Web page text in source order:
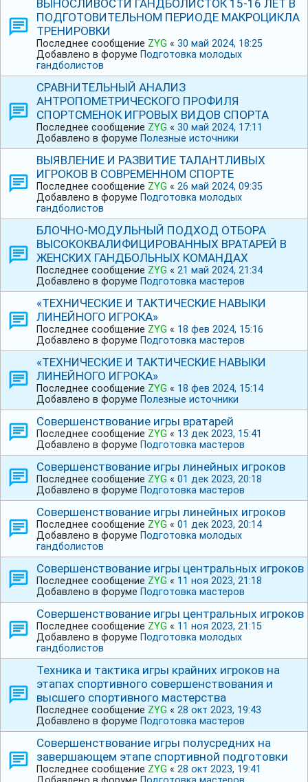
ВЫНОСЛИВОСТИ ГАНДБОЛИСТОК 15-16 ЛЕТ В
ПОДГОТОВИТЕЛЬНОМ ПЕРИОДЕ МАКРОЦИКЛА
ТРЕНИРОВКИ
Последнее сообщение ZYG « 30 май 2024, 18:25
Добавлено в форуме Подготовка молодых
гандболистов
СРАВНИТЕЛЬНЫЙ АНАЛИЗ
АНТРОПОМЕТРИЧЕСКОГО ПРОФИЛЯ
СПОРТСМЕНОК ИГРОВЫХ ВИДОВ СПОРТА
Последнее сообщение ZYG « 30 май 2024, 17:11
Добавлено в форуме Полезные источники
ВЫЯВЛЕНИЕ И РАЗВИТИЕ ТАЛАНТЛИВЫХ
ИГРОКОВ В СОВРЕМЕННОМ СПОРТЕ
Последнее сообщение ZYG « 26 май 2024, 09:35
Добавлено в форуме Подготовка молодых
гандболистов
БЛОЧНО-МОДУЛЬНЫЙ ПОДХОД ОТБОРА
ВЫСОКОКВАЛИФИЦИРОВАННЫХ ВРАТАРЕЙ В
ЖЕНСКИХ ГАНДБОЛЬНЫХ КОМАНДАХ
Последнее сообщение ZYG « 21 май 2024, 21:34
Добавлено в форуме Подготовка мастеров
«ТЕХНИЧЕСКИЕ И ТАКТИЧЕСКИЕ НАВЫКИ
ЛИНЕЙНОГО ИГРОКА»
Последнее сообщение ZYG « 18 фев 2024, 15:16
Добавлено в форуме Подготовка мастеров
«ТЕХНИЧЕСКИЕ И ТАКТИЧЕСКИЕ НАВЫКИ
ЛИНЕЙНОГО ИГРОКА»
Последнее сообщение ZYG « 18 фев 2024, 15:14
Добавлено в форуме Полезные источники
Совершенствование игры вратарей
Последнее сообщение ZYG « 13 дек 2023, 15:41
Добавлено в форуме Подготовка мастеров
Совершенствование игры линейных игроков
Последнее сообщение ZYG « 01 дек 2023, 20:18
Добавлено в форуме Подготовка мастеров
Совершенствование игры линейных игроков
Последнее сообщение ZYG « 01 дек 2023, 20:14
Добавлено в форуме Подготовка молодых
гандболистов
Совершенствование игры центральных игроков
Последнее сообщение ZYG « 11 ноя 2023, 21:18
Добавлено в форуме Подготовка мастеров
Совершенствование игры центральных игроков
Последнее сообщение ZYG « 11 ноя 2023, 21:15
Добавлено в форуме Подготовка молодых
гандболистов
Техника и тактика игры крайних игроков на
этапах спортивного совершенствования и
высшего спортивного мастерства
Последнее сообщение ZYG « 28 окт 2023, 19:43
Добавлено в форуме Подготовка мастеров
Совершенствование игры полусредних на
завершающем этапе спортивной подготовки
Последнее сообщение ZYG « 28 окт 2023, 19:41